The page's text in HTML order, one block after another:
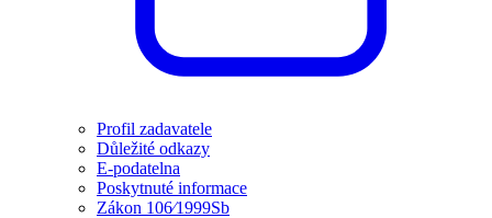
Profil zadavatele
Důležité odkazy
E-podatelna
Poskytnuté informace
Zákon 106⁄1999Sb